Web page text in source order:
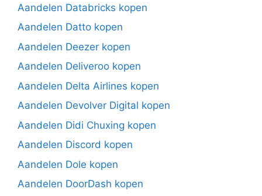
Aandelen Databricks kopen
Aandelen Datto kopen
Aandelen Deezer kopen
Aandelen Deliveroo kopen
Aandelen Delta Airlines kopen
Aandelen Devolver Digital kopen
Aandelen Didi Chuxing kopen
Aandelen Discord kopen
Aandelen Dole kopen
Aandelen DoorDash kopen